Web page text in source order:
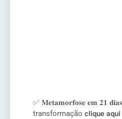
✅ 𝐌𝐞𝐭𝐚𝐦𝐨𝐫𝐟𝐨𝐬𝐞 𝐞𝐦 𝟐𝟏
transformação 𝗰𝗹𝗶𝗾𝘂𝗲